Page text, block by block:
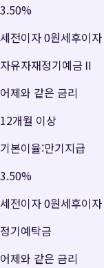
3.50%
세전이자0원세후이자
자유자재정기예금Ⅱ
어제와 같은 금리
12개월 이상
기본이율:만기지급
3.50%
세전이자0원세후이자
정기예탁금
어제와 같은 금리